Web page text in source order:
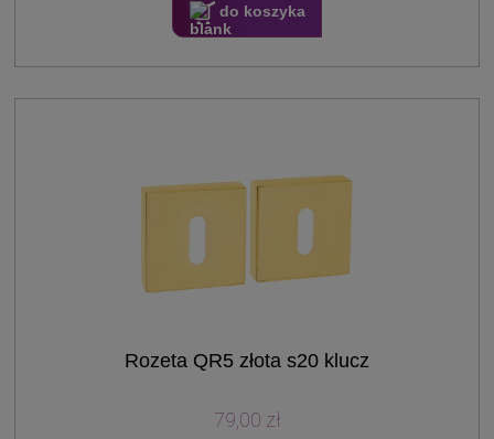
do koszyka
Rozeta QR5 złota s20 klucz
79,00 zł